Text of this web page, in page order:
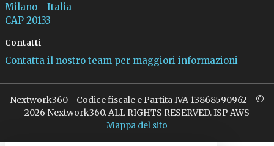
Milano - Italia
CAP 20133
Contatti
Contatta il nostro team per maggiori informazioni
Nextwork360 - Codice fiscale e Partita IVA 13868590962 - ©
2026 Nextwork360. ALL RIGHTS RESERVED. ISP AWS
Mappa del sito